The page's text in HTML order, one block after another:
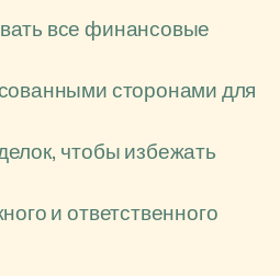
все финансовые
сторонами для
чтобы избежать
и ответственного